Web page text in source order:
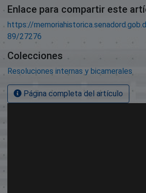
Enlace para compartir este
https://
89/27276
Colecciones
Resoluciones internas y bicamerales
Página completa del artículo